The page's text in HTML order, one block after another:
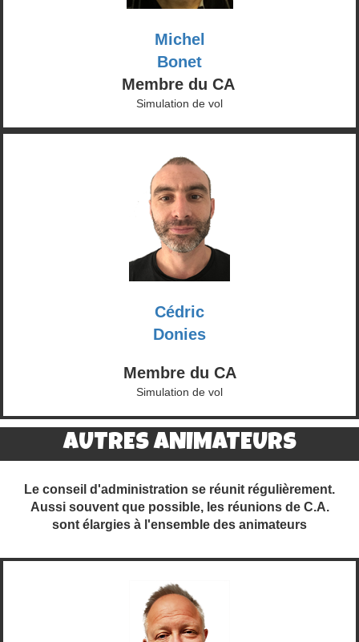
Michel
Bonet
Membre du CA
Simulation de vol
Cédric
Donies
Membre du CA
Simulation de vol
AUTRES ANIMATEURS
Le conseil d'administration se réunit régulièrement.
Aussi souvent que possible, les réunions de C.A.
sont élargies à l'ensemble des animateurs